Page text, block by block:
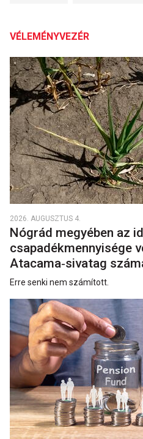
VÉLEMÉNYVEZÉR
2026. AUGUSZTUS 4.
Nógrád megyében az
csapadékmennyisége
Atacama‑sivatag
Erre senki nem számított.